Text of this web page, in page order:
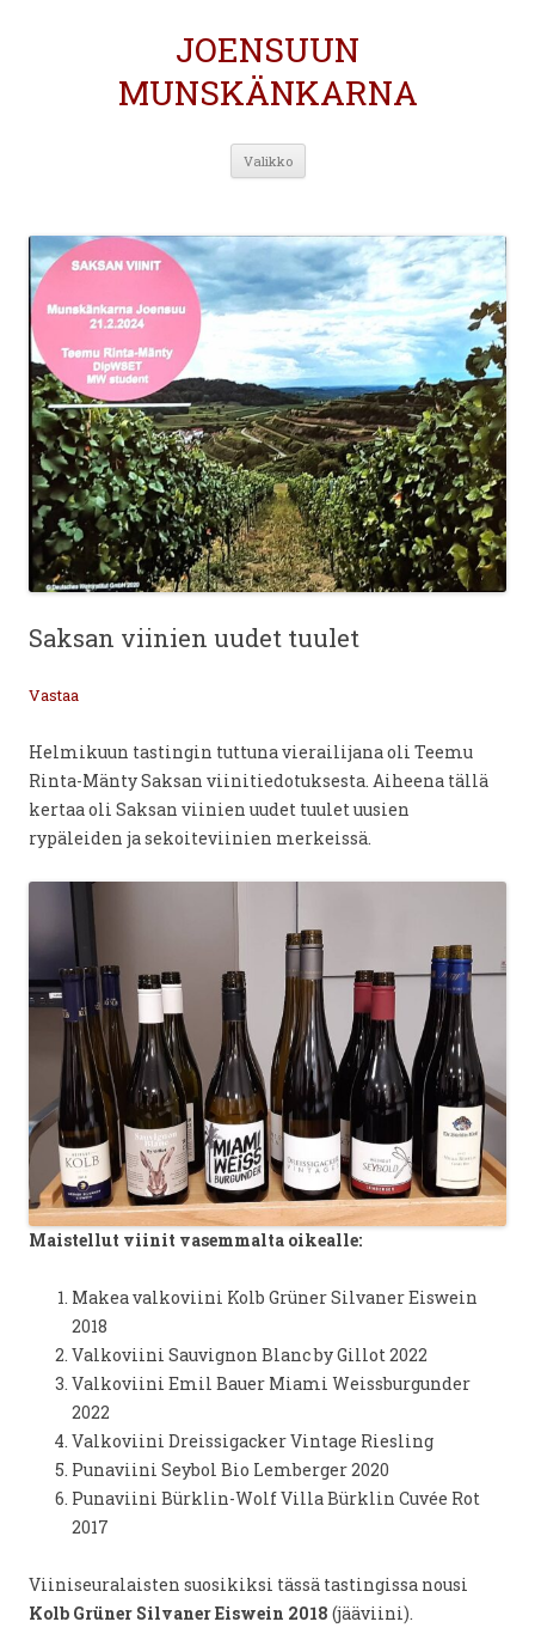
JOENSUUN
MUNSKÄNKARNA
Valikko Siirry
Saksan viinien uudet tuulet
Vastaa
Helmikuun tastingin tuttuna vierailijana oli Teemu
Rinta-Mänty Saksan viinitiedotuksesta. Aiheena tällä
kertaa oli Saksan viinien uudet tuulet uusien
rypäleiden ja sekoiteviinien merkeissä.
Maistellut viinit vasemmalta oikealle:
Makea valkoviini Kolb Grüner Silvaner Eiswein
2018
Valkoviini Sauvignon Blanc by Gillot 2022
Valkoviini Emil Bauer Miami Weissburgunder
2022
Valkoviini Dreissigacker Vintage Riesling
Punaviini Seybol Bio Lemberger 2020
Punaviini Bürklin-Wolf Villa Bürklin Cuvée Rot
2017
Viiniseuralaisten suosikiksi tässä tastingissa nousi
Kolb Grüner Silvaner Eiswein 2018 (jääviini).